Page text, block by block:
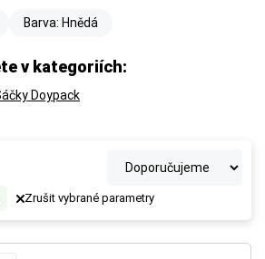
Barva: Hnědá
v kategoriích:
Doypack
Zrušit vybrané parametry